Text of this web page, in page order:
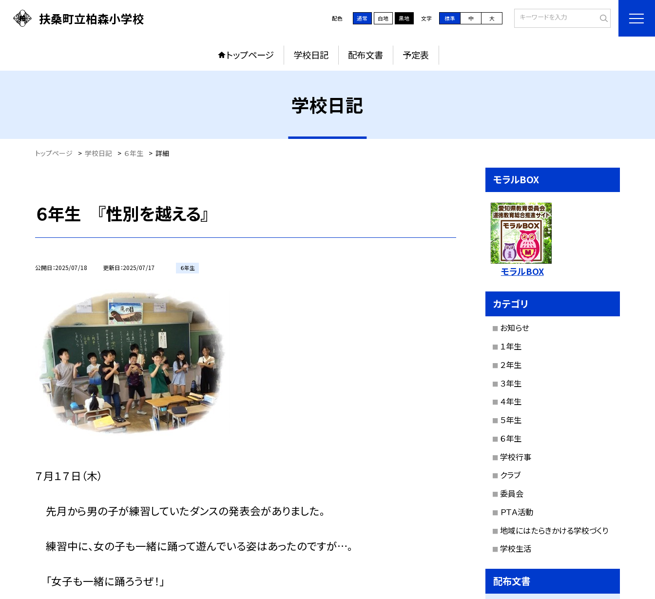
扶桑町立柏森小学校 配色 通常 白地 黒地 文字 標準 中 大
トップページ 学校日記 配布文書 予定表
学校日記
トップページ > 学校日記 > ６年生 > 詳細
６年生 『性別を越える』
公開日 2025/07/18 更新日 2025/07/17 ６年生
７月１７日（木）
先月から男の子が練習していたダンスの発表会がありました。
練習中に、女の子も一緒に踊って遊んでいる姿はあったのですが…。
「女子も一緒に踊ろうぜ！」
モラルBOX
モラルBOX
カテゴリ
お知らせ
１年生
２年生
３年生
４年生
５年生
６年生
学校行事
クラブ
委員会
ＰＴＡ活動
地域にはたらきかける学校づくり
学校生活
配布文書